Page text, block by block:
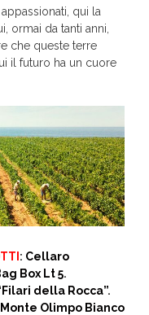
qui la
ormai da tanti anni,
che queste terre
il futuro ha un cuore
: Cellaro
Box Lt 5.
della Rocca”.
Monte Olimpo Bianco